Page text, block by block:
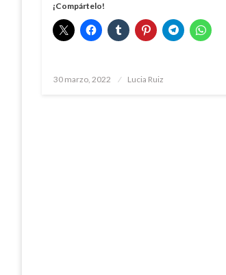
¡Compártelo!
Publicado
30 marzo, 2022 Lucia Ruiz